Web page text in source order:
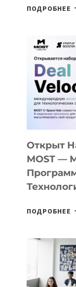
ПОДРОБНЕЕ
AI
Открыт
MOST —
ПОДРОБНЕЕ